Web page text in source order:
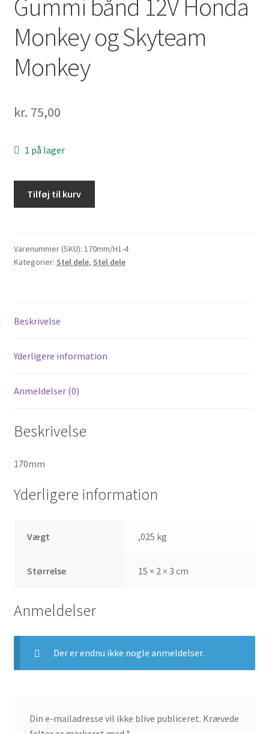
Gummi bånd 12V Honda
Monkey og Skyteam
Monkey
kr. 75,00
1 på lager
Monkey
og
Tilføj til kurv
Varenummer (SKU): 170mm/H1-4
Kategorier: Stel dele, Stel dele
Beskrivelse
Yderligere information
Anmeldelser (0)
Beskrivelse
170mm
Yderligere information
Vægt ,025 kg
Størrelse 15 × 2 × 3 cm
Anmeldelser
Der er endnu ikke nogle anmeldelser.
Din e-mailadresse vil ikke blive publiceret. Krævede